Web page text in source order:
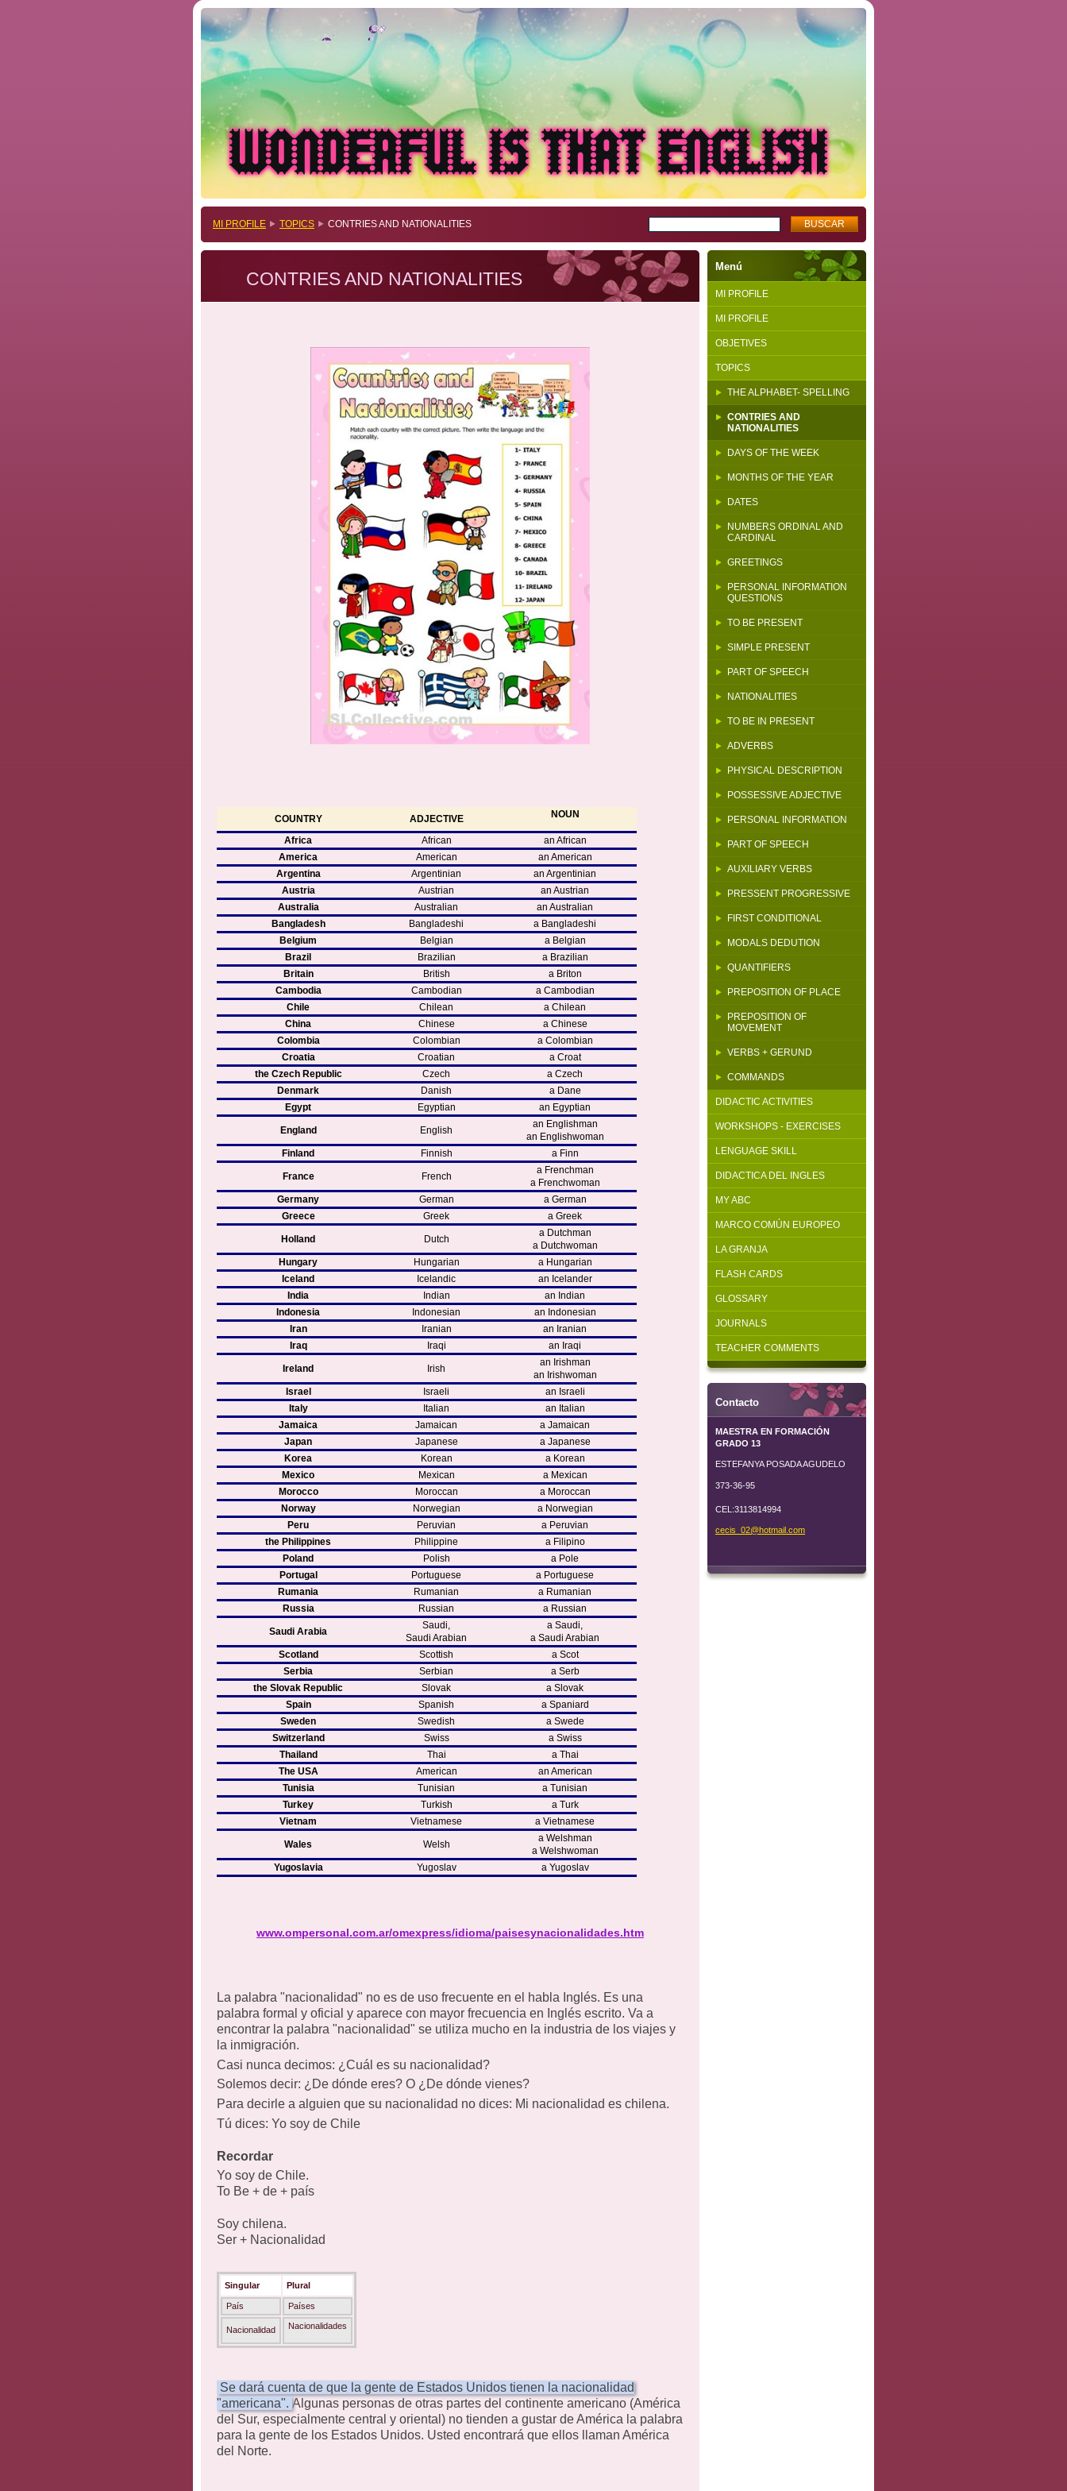
MI PROFILE TOPICS CONTRIES AND NATIONALITIES
CONTRIES AND NATIONALITIES
COUNTRY ADJECTIVE NOUN
Africa African
an African
America
American
an American
Argentina
Argentinian
an Argentinian
Austria
Austrian
an Austrian
Australia
Australian
an Australian
Bangladesh
Bangladeshi
a Bangladeshi
Belgium
Belgian
a Belgian
Brazil
Brazilian
a Brazilian
Britain
British
a Briton
Cambodia
Cambodian
a Cambodian
Chile
Chilean
a Chilean
China
Chinese
a Chinese
Colombia
Colombian
a Colombian
Croatia
Croatian
a Croat
the Czech Republic
Czech
a Czech
Denmark
Danish
a Dane
Egypt
Egyptian an Egyptian
England English
an Englishman
an Englishwoman
Finland
Finnish a Finn
France French
a Frenchman
a Frenchwoman
Germany
German
a German
Greece
Greek a Greek
Holland Dutch
a Dutchman
a Dutchwoman
Hungary
Hungarian
a Hungarian
Iceland
Icelandic
an Icelander
India
Indian
an Indian
Indonesia
Indonesian
an Indonesian
Iran
Iranian
an Iranian
Iraq
Iraqi an Iraqi
Ireland Irish
an Irishman
an Irishwoman
Israel
Israeli
an Israeli
Italy
Italian
an Italian
Jamaica
Jamaican
a Jamaican
Japan
Japanese
a Japanese
Korea
Korean
a Korean
Mexico
Mexican
a Mexican
Morocco
Moroccan
a Moroccan
Norway
Norwegian
a Norwegian
Peru
Peruvian
a Peruvian
the Philippines
Philippine
a Filipino
Poland
Polish
a Pole
Portugal
Portuguese
a Portuguese
Rumania
Rumanian
a Rumanian
Russia
Russian a Russian
Saudi Arabia
Saudi,
Saudi Arabian
a Saudi,
a Saudi Arabian
Scotland
Scottish
a Scot
Serbia
Serbian
a Serb
the Slovak Republic
Slovak
a Slovak
Spain
Spanish
a Spaniard
Sweden
Swedish
a Swede
Switzerland
Swiss
a Swiss
Thailand
Thai
a Thai
The USA
American
an American
Tunisia
Tunisian
a Tunisian
Turkey
Turkish
a Turk
Vietnam
Vietnamese a Vietnamese
Wales Welsh
a Welshman
a Welshwoman
Yugoslavia
Yugoslav a Yugoslav
www.ompersonal.com.ar/omexpress/idioma/paisesynacionalidades.htm
La palabra "nacionalidad" no es de uso frecuente en el habla Inglés. Es una
palabra formal y oficial y aparece con mayor frecuencia en Inglés escrito. Va a
encontrar la palabra "nacionalidad" se utiliza mucho en la industria de los viajes y
la inmigración.
Casi nunca decimos: ¿Cuál es su nacionalidad?
Solemos decir: ¿De dónde eres? O ¿De dónde vienes?
Para decirle a alguien que su nacionalidad no dices: Mi nacionalidad es chilena.
Tú dices: Yo soy de Chile
Recordar
Yo soy de Chile.
To Be + de + país
Soy chilena.
Ser + Nacionalidad
Singular Plural
País Países
Nacionalidad Nacionalidades
Se dará cuenta de que la gente de Estados Unidos tienen la nacionalidad
"americana". Algunas personas de otras partes del continente americano (América
del Sur, especialmente central y oriental) no tienden a gustar de América la palabra
para la gente de los Estados Unidos. Usted encontrará que ellos llaman América
del Norte.
Menú
MI PROFILE
MI PROFILE
OBJETIVES
TOPICS
THE ALPHABET- SPELLING
CONTRIES AND
NATIONALITIES
DAYS OF THE WEEK
MONTHS OF THE YEAR
DATES
NUMBERS ORDINAL AND
CARDINAL
GREETINGS
PERSONAL INFORMATION
QUESTIONS
TO BE PRESENT
SIMPLE PRESENT
PART OF SPEECH
NATIONALITIES
TO BE IN PRESENT
ADVERBS
PHYSICAL DESCRIPTION
POSSESSIVE ADJECTIVE
PERSONAL INFORMATION
PART OF SPEECH
AUXILIARY VERBS
PRESSENT PROGRESSIVE
FIRST CONDITIONAL
MODALS DEDUTION
QUANTIFIERS
PREPOSITION OF PLACE
PREPOSITION OF
MOVEMENT
VERBS + GERUND
COMMANDS
DIDACTIC ACTIVITIES
WORKSHOPS - EXERCISES
LENGUAGE SKILL
DIDACTICA DEL INGLES
MY ABC
MARCO COMÚN EUROPEO
LA GRANJA
FLASH CARDS
GLOSSARY
JOURNALS
TEACHER COMMENTS
Contacto
MAESTRA EN FORMACIÓN
GRADO 13
ESTEFANYA POSADA AGUDELO
373-36-95
CEL:3113814994
cecis_02@hotmail .com